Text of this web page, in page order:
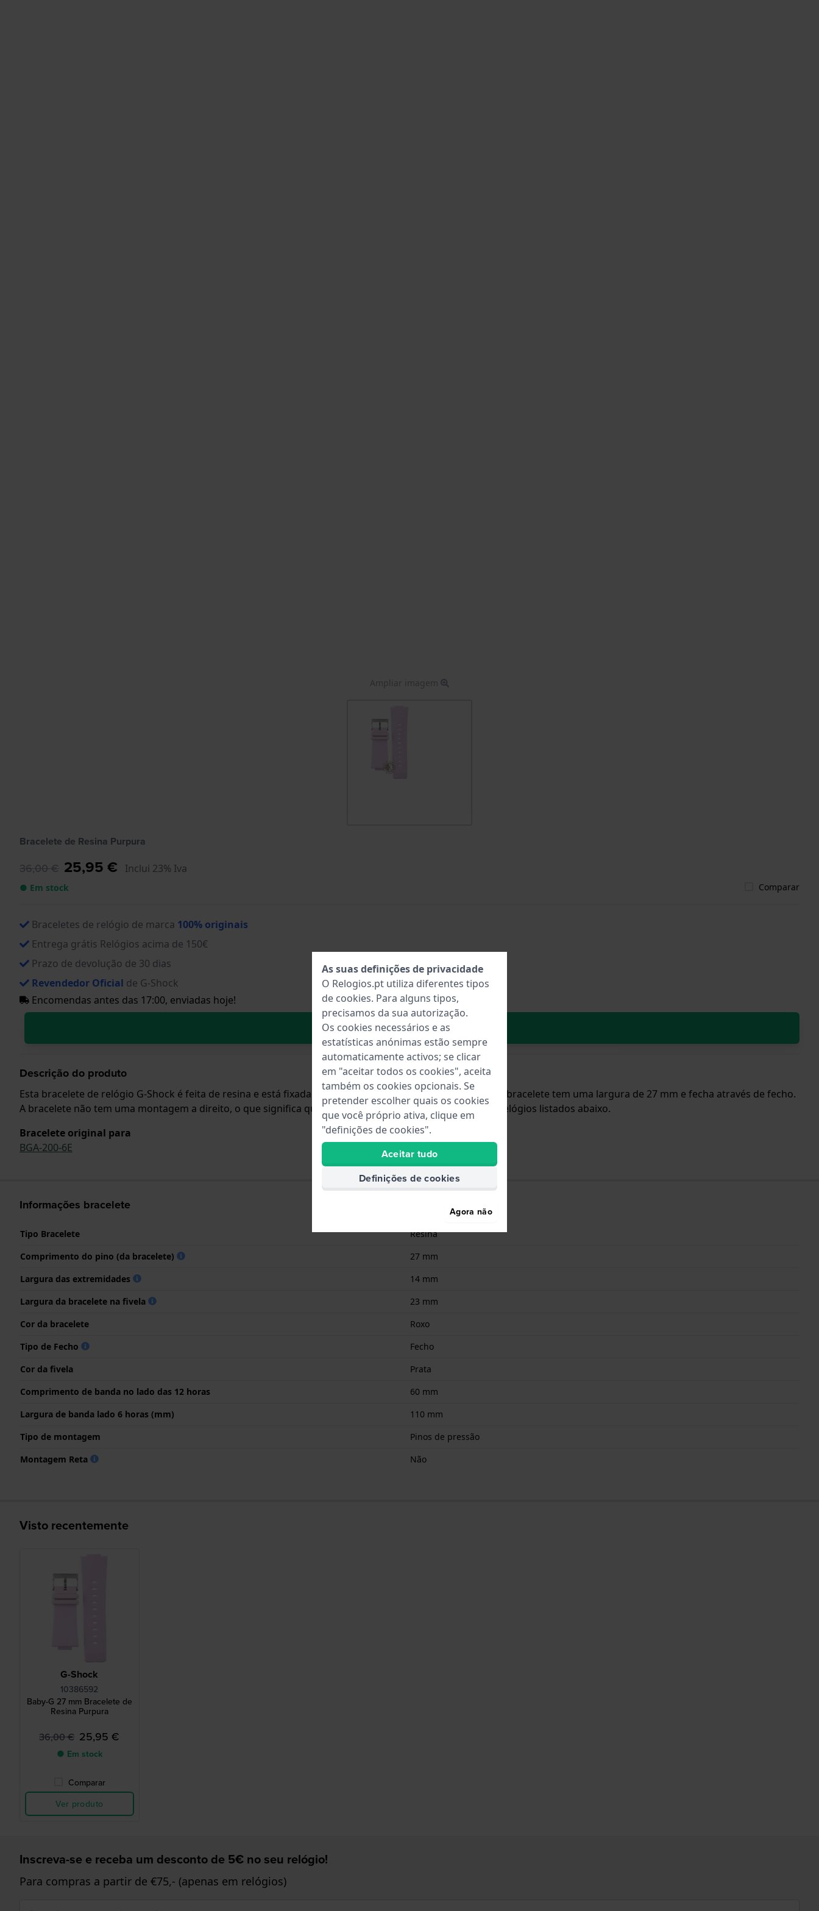
Ampliar imagem
Bracelete de Resina Purpura
36,00 € 25,95 € Inclui 23% Iva
● Em stock Comparar
Braceletes de relógio de marca 100% originais
Entrega grátis Relógios acima de 150€
Prazo de devolução de 30 dias
Revendedor Oficial de G-Shock
Encomendas antes das 17:00, enviadas hoje!
No carrinho
Descrição do produto
Esta bracelete de relógio G-Shock é feita de resina e está fixada ao relógio através de pinos de pressão. A bracelete tem uma largura de 27 mm e fecha através de fecho.
A bracelete não tem uma montagem a direito, o que significa que esta bracelete só é adequada para os relógios listados abaixo.
Bracelete original para
BGA-200-6E
Informações bracelete
Tipo Bracelete
Resina
Comprimento do pino (da bracelete)
27 mm
Largura das extremidades
14 mm
Largura da bracelete na fivela
23 mm
Cor da bracelete
Roxo
Tipo de Fecho
Fecho
Cor da fivela
Prata
Comprimento de banda no lado das 12 horas
60 mm
Largura de banda lado 6 horas (mm)
110 mm
Tipo de montagem
Pinos de pressão
Montagem Reta
Não
Visto recentemente
G-Shock
10386592
Baby-G 27 mm Bracelete de
Resina Purpura
36,00 € 25,95 €
● Em stock
Comparar
Ver produto
Inscreva-se e receba um desconto de 5€ no seu relógio!
Para compras a partir de €75,- (apenas em relógios)
As suas definições de privacidade
O Relogios.pt utiliza diferentes tipos
de cookies. Para alguns tipos,
precisamos da sua autorização.
Os cookies necessários e as
estatísticas anónimas estão sempre
automaticamente activos; se clicar
em "aceitar todos os cookies", aceita
também os cookies opcionais. Se
pretender escolher quais os cookies
que você próprio ativa, clique em
"definições de cookies".
Aceitar tudo
Definições de cookies
Agora não